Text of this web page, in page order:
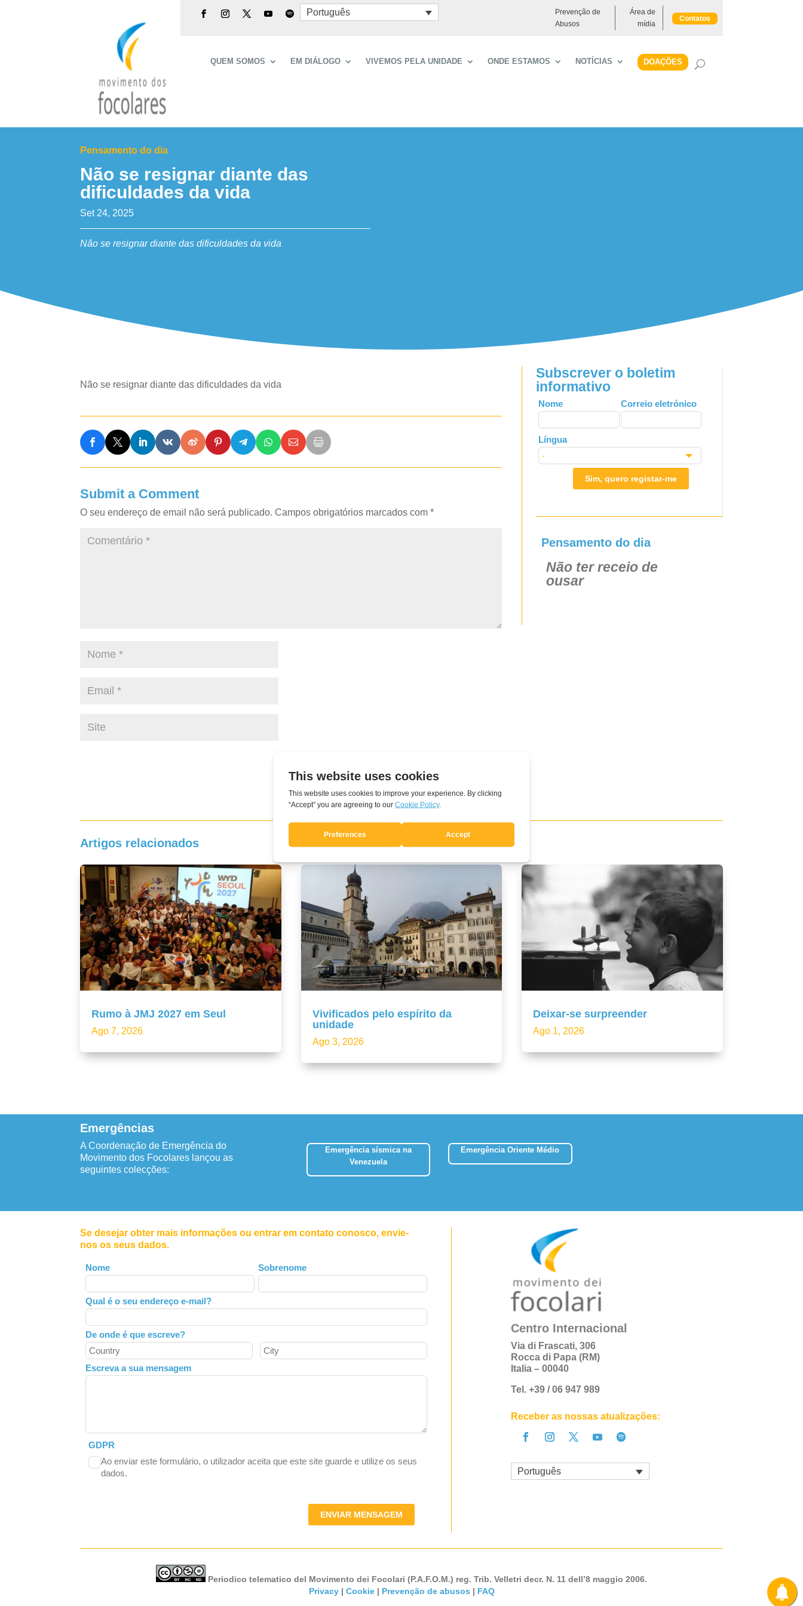
Português
Prevenção de
Abusos
Área de
mídia
Contatos
QUEM SOMOS EM DIÁLOGO VIVEMOS PELA UNIDADE ONDE ESTAMOS NOTÍCIAS DOAÇÕES
Pensamento do dia
Não se resignar diante das
dificuldades da vida
Set 24, 2025
Não se resignar diante das dificuldades da vida
Não se resignar diante das dificuldades da vida
Submit a Comment
O seu endereço de email não será publicado. Campos obrigatórios marcados com*
Subscrever o boletim
informativo
Leave
this
field
blank
Nome Correio eletrónico
Língua
Sim, quero registar-me
Pensamento do dia
Não ter receio de
ousar
Artigos relacionados
Rumo à JMJ 2027 em Seul
Ago 7, 2026
Vivificados pelo espírito da
unidade
Ago 3, 2026
Deixar-se surpreender
Ago 1, 2026
Emergências
A Coordenação de Emergência do
Movimento dos Focolares lançou as
seguintes colecções:
Emergência sísmica na
Venezuela
Emergência Oriente Médio
Se desejar obter mais informações ou entrar em contato conosco, envie-
nos os seus dados.
Leave
this
field
blank
Nome Sobrenome
Qual é o seu endereço e-mail?
De onde é que escreve?
Escreva a sua mensagem
GDPR
Ao enviar este formulário, o utilizador aceita que este site guarde e utilize os seus
dados.
ENVIAR MENSAGEM
Centro Internacional
Via di Frascati, 306
Rocca di Papa (RM)
Italia – 00040
Tel. +39 / 06 947 989
Receber as nossas atualizações:
Português
Periodico telematico del Movimento dei Focolari (P.A.F.O.M.) reg. Trib. Velletri decr. N. 11 dell’8 maggio 2006.
Privacy| Cookie| Prevenção de abusos | FAQ